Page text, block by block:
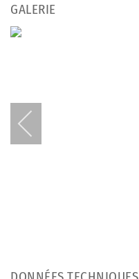
GALERIE